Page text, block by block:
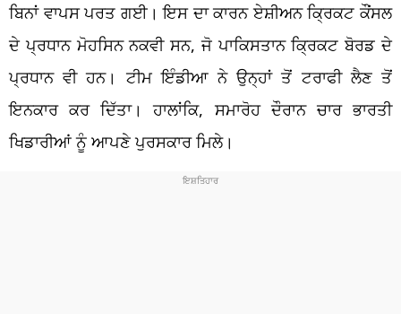
ਬਿਨਾਂ ਵਾਪਸ ਪਰਤ ਗਈ। ਇਸ ਦਾ ਕਾਰਨ ਏਸ਼ੀਅਨ ਕ੍ਰਿਕਟ ਕੌਂਸਲ
ਦੇ ਪ੍ਰਧਾਨ ਮੋਹਸਿਨ ਨਕਵੀ ਸਨ, ਜੋ ਪਾਕਿਸਤਾਨ ਕ੍ਰਿਕਟ ਬੋਰਡ ਦੇ
ਪ੍ਰਧਾਨ ਵੀ ਹਨ। ਟੀਮ ਇੰਡੀਆ ਨੇ ਉਨ੍ਹਾਂ ਤੋਂ ਟਰਾਫੀ ਲੈਣ ਤੋਂ
ਇਨਕਾਰ ਕਰ ਦਿੱਤਾ। ਹਾਲਾਂਕਿ, ਸਮਾਰੋਹ ਦੌਰਾਨ ਚਾਰ ਭਾਰਤੀ
ਖਿਡਾਰੀਆਂ ਨੂੰ ਆਪਣੇ ਪੁਰਸਕਾਰ ਮਿਲੇ।